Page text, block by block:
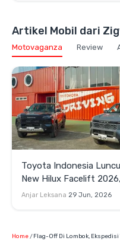
Artikel Mobil dari
Motovaganza Review
Toyota Indonesia
New Hilux Facelift
Punya Versi EV
Anjar Leksana 29 Jun, 2026
Home Flag-Off Di Lombok,